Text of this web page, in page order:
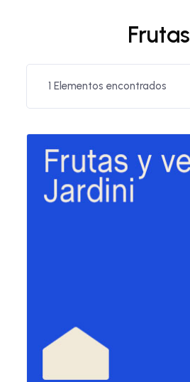
Frutas
1 Elementos encontrados